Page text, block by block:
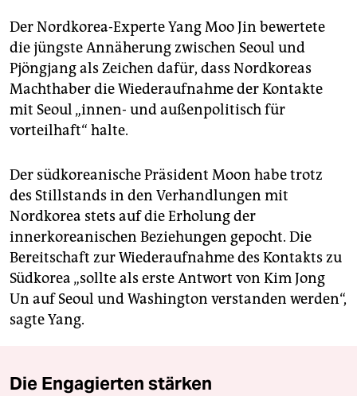
Der Nordkorea-Experte Yang Moo Jin bewertete
die jüngste Annäherung zwischen Seoul und
Pjöngjang als Zeichen dafür, dass Nordkoreas
Machthaber die Wiederaufnahme der Kontakte
mit Seoul „innen- und außenpolitisch für
vorteilhaft“ halte.
Der südkoreanische Präsident Moon habe trotz
des Stillstands in den Verhandlungen mit
Nordkorea stets auf die Erholung der
innerkoreanischen Beziehungen gepocht. Die
Bereitschaft zur Wiederaufnahme des Kontakts zu
Südkorea „sollte als erste Antwort von Kim Jong
Un auf Seoul und Washington verstanden werden“,
sagte Yang.
Die Engagierten stärken